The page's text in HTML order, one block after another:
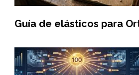
Guía de elásticos para